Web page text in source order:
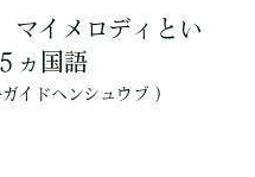
イメロディとい
ヵ国語
イドヘンシュウブ ）